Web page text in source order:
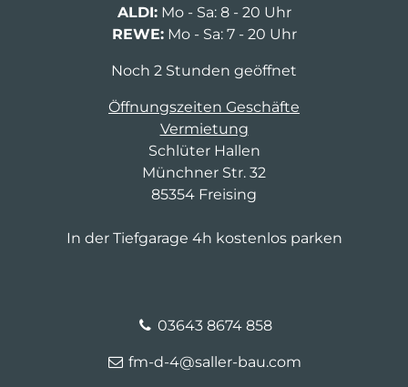
ALDI:Mo - Sa: 8 - 20 Uhr
REWE:Mo - Sa: 7 - 20 Uhr
Noch 2 Stunden geöffnet
Öffnungszeiten Geschäfte
Vermietung
Schlüter Hallen
Münchner Str. 32
85354 Freising
In der Tiefgarage 4h kostenlos parken
03643 8674 858
fm-d-4@saller-bau.com